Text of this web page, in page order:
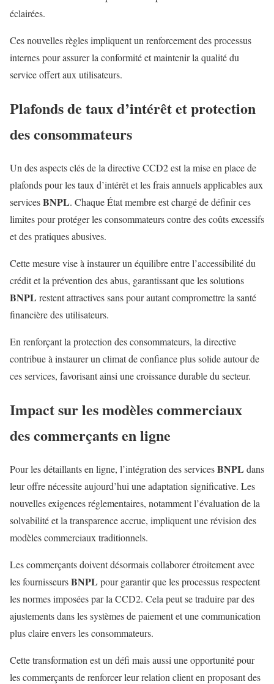
éclairées.
Ces nouvelles règles impliquent un renforcement des processus
internes pour assurer la conformité et maintenir la qualité du
service offert aux utilisateurs.
Plafonds de taux d’intérêt et protection
des consommateurs
Un des aspects clés de la directive CCD2 est la mise en place de
plafonds pour les taux d’intérêt et les frais annuels applicables aux
servicesBNPL. Chaque État membre est chargé de définir ces
limites pour protéger les consommateurs contre des coûts excessifs
et des pratiques abusives.
Cette mesure vise à instaurer un équilibre entre l’accessibilité du
crédit et la prévention des abus, garantissant que les solutions
BNPL restent attractives sans pour autant compromettre la santé
financière des utilisateurs.
En renforçant la protection des consommateurs, la directive
contribue à instaurer un climat de confiance plus solide autour de
ces services, favorisant ainsi une croissance durable du secteur.
Impact sur les modèles commerciaux
des commerçants en ligne
Pour les détaillants en ligne, l’intégration des servicesBNPL dans
leur offre nécessite aujourd’hui une adaptation significative. Les
nouvelles exigences réglementaires, notamment l’évaluation de la
solvabilité et la transparence accrue, impliquent une révision des
modèles commerciaux traditionnels.
Les commerçants doivent désormais collaborer étroitement avec
les fournisseursBNPL pour garantir que les processus respectent
les normes imposées par la CCD2. Cela peut se traduire par des
ajustements dans les systèmes de paiement et une communication
plus claire envers les consommateurs.
Cette transformation est un défi mais aussi une opportunité pour
les commerçants de renforcer leur relation client en proposant des